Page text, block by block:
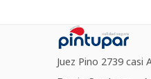
Juez Pino 2739 casi